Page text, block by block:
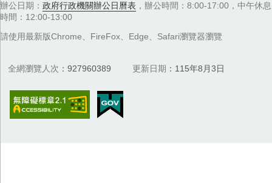
辦公日期： 政府行政機關辦公日曆表 ，辦公時間：8:00-17:00，中午休息
時間：12:00-13:00
請使用最新版Chrome、FireFox、Edge、Safari瀏覽器瀏覽
全網瀏覽人次 927960389 更新日期 115年8月3日